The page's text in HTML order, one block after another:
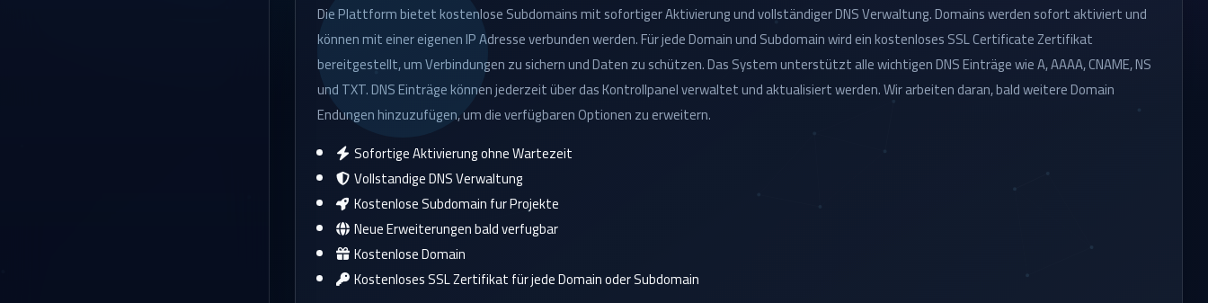
Die Plattform bietet kostenlose Subdomains mit sofortiger Aktivierung und vollständiger DNS Verwaltung. Domains werden sofort aktiviert und
können mit einer eigenen IP Adresse verbunden werden. Für jede Domain und Subdomain wird ein kostenloses SSL Certificate Zertifikat
bereitgestellt, um Verbindungen zu sichern und Daten zu schützen. Das System unterstützt alle wichtigen DNS Einträge wie A, AAAA, CNAME, NS
und TXT. DNS Einträge können jederzeit über das Kontrollpanel verwaltet und aktualisiert werden. Wir arbeiten daran, bald weitere Domain
Endungen hinzuzufügen, um die verfügbaren Optionen zu erweitern.
Sofortige Aktivierung ohne Wartezeit
Vollstandige DNS Verwaltung
Kostenlose Subdomain fur Projekte
Neue Erweiterungen bald verfugbar
Kostenlose Domain
Kostenloses SSL Zertifikat für jede Domain oder Subdomain